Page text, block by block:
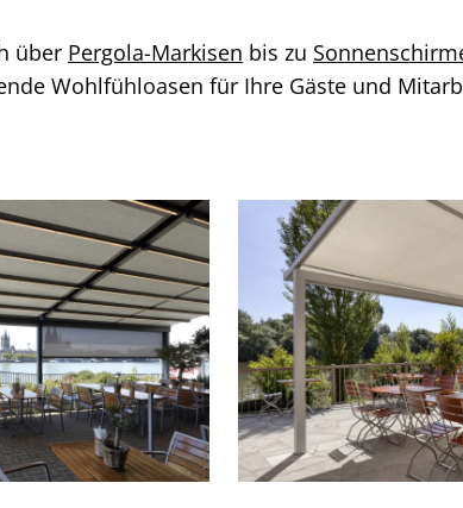
über Pergola-Markisen bis zu
Wohlfühloasen für Ihre Gäste und